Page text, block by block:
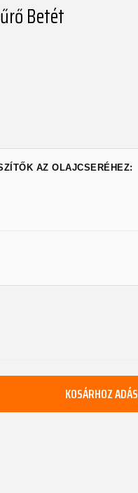
Betét
AZ OLAJCSERÉHEZ:
KOSÁRHOZ ADÁS